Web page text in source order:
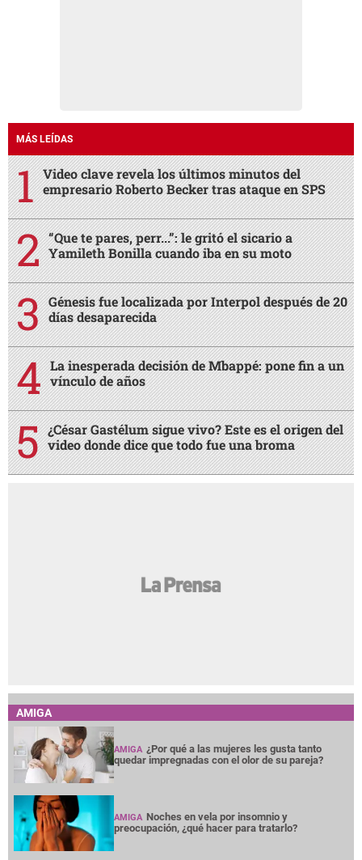
MÁS LEÍDAS
Video clave revela los últimos minutos del
empresario Roberto Becker tras ataque en SPS
“Que te pares, perr...”: le gritó el sicario a
Yamileth Bonilla cuando iba en su moto
Génesis fue localizada por Interpol después de 20
días desaparecida
La inesperada decisión de Mbappé: pone fin a un
vínculo de años
¿César Gastélum sigue vivo? Este es el origen del
video donde dice que todo fue una broma
AMIGA
AMIGA ¿Por qué a las mujeres les gusta tanto
quedar impregnadas con el olor de su pareja?
AMIGA Noches en vela por insomnio y
preocupación, ¿qué hacer para tratarlo?